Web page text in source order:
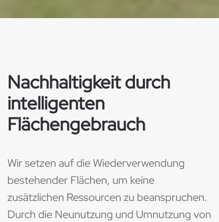
Nachhaltigkeit durch
intelligenten
Flächengebrauch
Wir setzen auf die Wiederverwendung
bestehender Flächen, um keine
zusätzlichen Ressourcen zu beanspruchen.
Durch die Neunutzung und Umnutzung von